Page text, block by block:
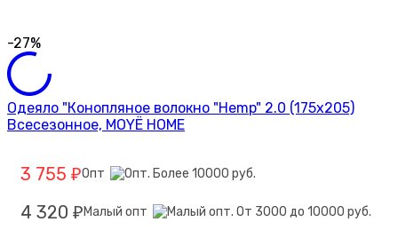
-27%
Одеяло "Конопляное волокно "Hemp" 2.0 (175х205)
Всесезонное, MOYЁ HOME
3 755 ₽Опт
4 320 ₽ Малый опт